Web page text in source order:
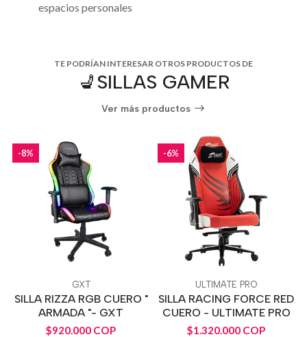
espacios personales
TE PODRÍAN INTERESAR OTROS PRODUCTOS DE
💺SILLAS GAMER
Ver más productos
-8%
GXT
SILLA RIZZA RGB CUERO "
ARMADA "- GXT
$920.000 COP
-6%
ULTIMATE PRO
SILLA RACING FORCE RED
CUERO - ULTIMATE PRO
$1.320.000 COP